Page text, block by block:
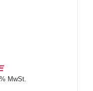
MwSt.